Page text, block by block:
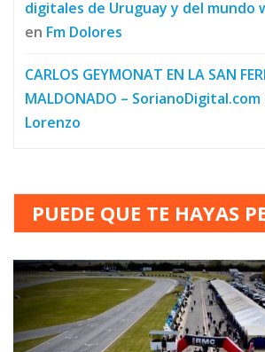
digitales de Uruguay y del mundo
en Fm Dolores
CARLOS GEYMONAT EN LA SAN
MALDONADO – SorianoDigital.com
Lorenzo
PUEDE QUE TE HAYAS